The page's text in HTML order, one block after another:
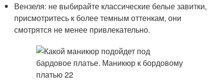
Вензеля: не выбирайте классические белые завитки,
присмотритесь к более темным оттенкам, они
смотрятся не менее привлекательно.